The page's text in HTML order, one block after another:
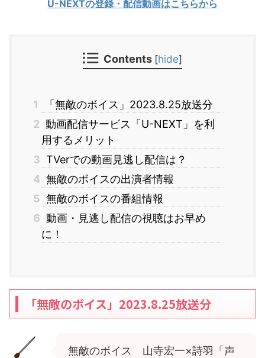
U-NEXTの登録・配信動画はこちらから
Contents [hide]
1
「無敵のボイス」2023.8.25放送分
2 動画配信サービス「U-NEXT」を利
用するメリット
3 TVerでの動画見逃し配信は？
4 無敵のボイスの出演者情報
5 無敵のボイスの番組情報
6 動画・見逃し配信の視聴はお早め
に！
「無敵のボイス」2023.8.25放送分
無敵のボイス 山寺宏一×詩羽「声